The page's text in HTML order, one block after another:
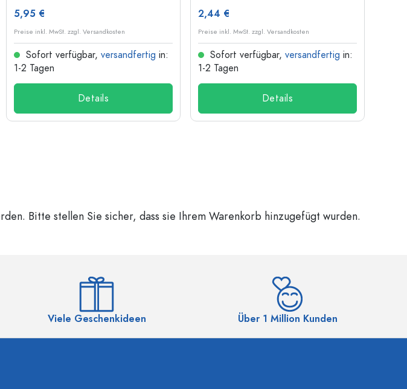
5,95 €
Preise inkl. MwSt. zzgl. Versandkosten
Sofort verfügbar, versandfertig in:
1-2 Tagen
Details
2,44 €
Preise inkl. MwSt. zzgl. Versandkosten
Sofort verfügbar, versandfertig in:
1-2 Tagen
Details
Bitte stellen Sie sicher, dass sie Ihrem Warenkorb hinzugefügt wurden.
Viele Geschenkideen Über 1 Million Kunden